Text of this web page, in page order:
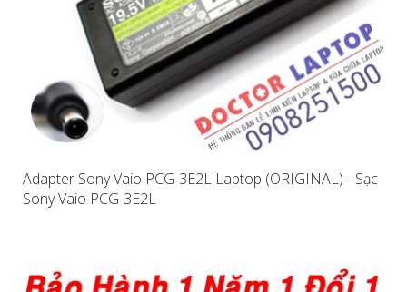
Adapter Sony Vaio PCG-3E2L Laptop (ORIGINAL) - Sạc
Sony Vaio PCG-3E2L